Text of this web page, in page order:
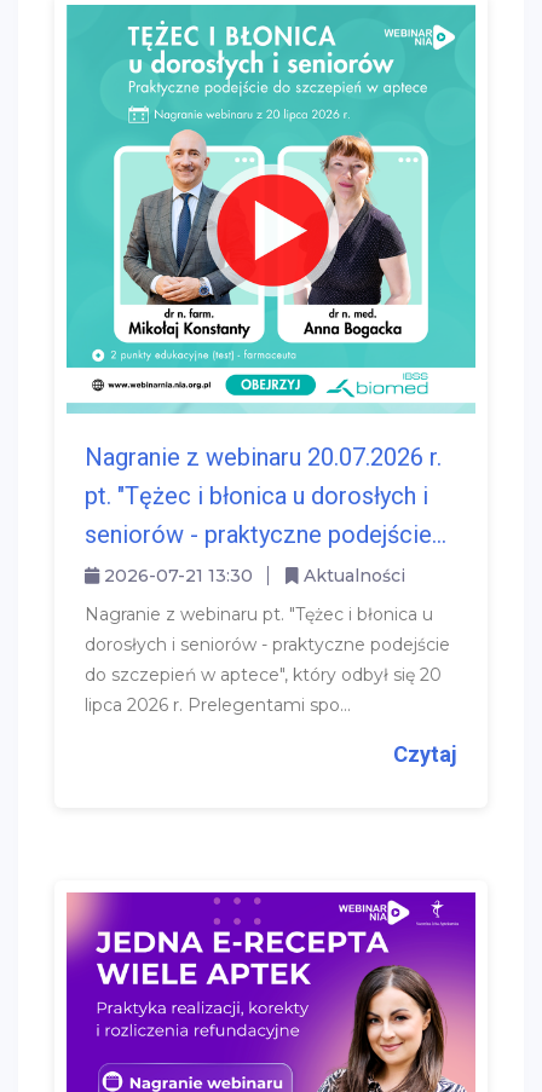
Nagranie z webinaru 20.07.2026 r.
pt. "Tężec i błonica u dorosłych i
seniorów - praktyczne podejście...
2026-07-21 13:30
Aktualności
Nagranie z webinaru pt. "Tężec i błonica u
dorosłych i seniorów - praktyczne podejście
do szczepień w aptece", który odbył się 20
lipca 2026 r. Prelegentami spo...
Czytaj